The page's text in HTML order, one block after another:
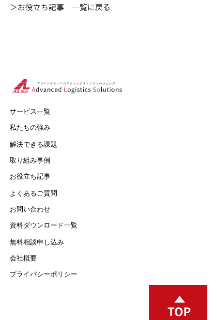
＞お役立ち記事 一覧に戻る
サービス一覧
私たちの強み
解決できる課題
取り組み事例
お役立ち記事
よくあるご質問
お問い合わせ
資料ダウンロード一覧
無料相談申し込み
会社概要
プライバシーポリシー